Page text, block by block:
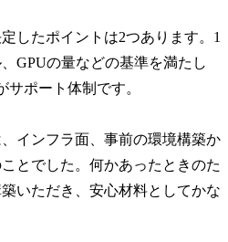
したポイントは2つあります。1
GPUの量などの基準を満たし
ポート体制です。
インフラ面、事前の環境構築か
とでした。何かあったときのた
いただき、安心材料としてかな